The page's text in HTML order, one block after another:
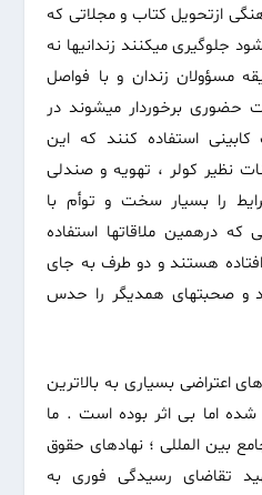
ازتحویل کتاب و مجلاتی که
جلوگیری میکنند زندانیها نه
مسؤولان زندان و با فواصل
حضوری برخوردار میشوند در
کابینی استفاده کنند که این
نظیر کولر ، تهویه و صندلی
را بسیار سخت و توأم با
درهمین ملاقاتها استفاده
هستند و دو طرف به جای
و صحبتهای همدیگر را حدس
اعتراضی بسیاری به بالاترین
شده اما بی اثر بوده است . ما
بین المللی ؛ نهادهای حقوق
تقاضای رسیدگی فوری به